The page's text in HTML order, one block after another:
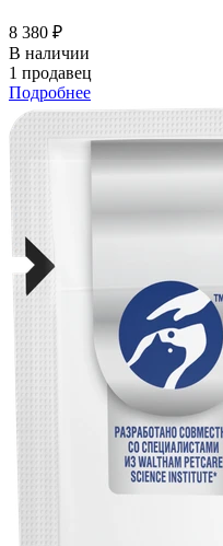
8 380 ₽
В наличии
1 продавец
Подробнее